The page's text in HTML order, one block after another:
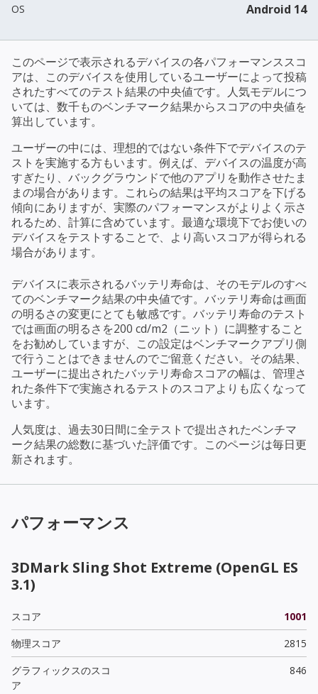
OS Android 14
このページで表示されるデバイスの各パフォーマンススコ
アは、このデバイスを使用しているユーザーによって投稿
されたすべてのテスト結果の中央値です。人気モデルにつ
いては、数千ものベンチマーク結果からスコアの中央値を
算出しています。
ユーザーの中には、理想的ではない条件下でデバイスのテ
ストを実施する方もいます。例えば、デバイスの温度が高
すぎたり、バックグラウンドで他のアプリを動作させたま
まの場合があります。これらの結果は平均スコアを下げる
傾向にありますが、実際のパフォーマンスがよりよく示さ
れるため、計算に含めています。最適な環境下でお使いの
デバイスをテストすることで、より高いスコアが得られる
場合があります。
デバイスに表示されるバッテリ寿命は、そのモデルのすべ
てのベンチマーク結果の中央値です。バッテリ寿命は画面
の明るさの変更にとても敏感です。バッテリ寿命のテスト
では画面の明るさを200 cd/m2（ニット）に調整すること
をお勧めしていますが、この設定はベンチマークアプリ側
で行うことはできませんのでご留意ください。その結果、
ユーザーに提出されたバッテリ寿命スコアの幅は、管理さ
れた条件下で実施されるテストのスコアよりも広くなって
います。
人気度は、過去30日間に全テストで提出されたベンチマ
ーク結果の総数に基づいた評価です。このページは毎日更
新されます。
パフォーマンス
3DMark Sling Shot Extreme (OpenGL ES
3.1)
スコア
1001
物理スコア
2815
グラフィックスのスコ
ア
846